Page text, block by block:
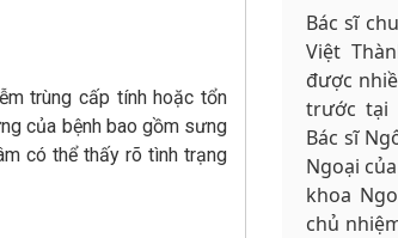
trùng cấp tính hoặc tổn
của bệnh bao gồm sưng
có thể thấy rõ tình trạng
Bác sĩ
Việt
được
trước tại
Bác sĩ
Ngoại
khoa
chủ